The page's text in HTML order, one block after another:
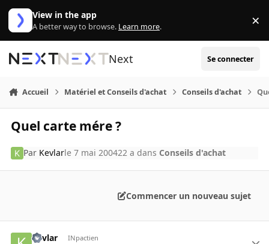
Aller au contenu
View in the app
A better way to browse. Learn more. ×
Next Se connecter
Accueil Matériel et Conseils d'achat Conseils d'achat
Quel carte mére ?
Par Kevlarle 7 mai 200422 a dans Conseils d'achat
Commencer un nouveau sujet
Kevlar INpactien